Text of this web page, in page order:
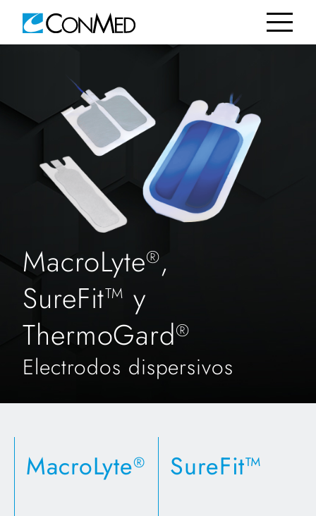
MacroLyte®,
SureFit™ y
ThermoGard®
Electrodos dispersivos
MacroLyte® SureFit™